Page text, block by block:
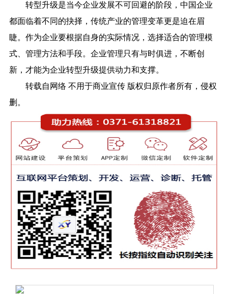
转型升级是当今企业发展不可回避的阶段，中国企业
都面临着不同的抉择，传统产业的管理变革更是迫在眉
睫。作为企业要根据自身的实际情况，选择适合的管理模
式、管理方法和手段。企业管理只有与时俱进，不断创
新，才能为企业转型升级提供动力和支撑。
转载自网络 不用于商业宣传 版权归原作者所有，侵权
删。